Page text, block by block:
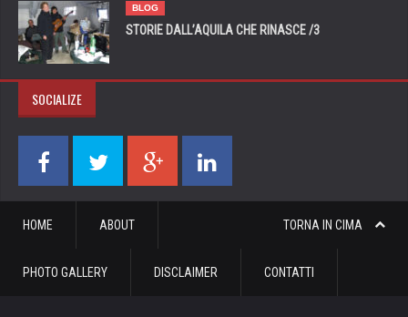
BLOG
STORIE DALL’AQUILA CHE RINASCE /3
SOCIALIZE
TORNA IN CIMA
HOME ABOUT
PHOTO GALLERY DISCLAIMER CONTATTI